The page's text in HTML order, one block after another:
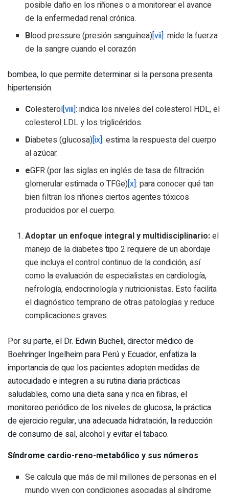
posible daño en los riñones o a monitorear el avance
de la enfermedad renal crónica.
Blood pressure (presión sanguínea)[vii]: mide la fuerza
de la sangre cuando el corazón
bombea, lo que permite determinar si la persona presenta
hipertensión.
Colesterol[viii]: indica los niveles del colesterol HDL, el
colesterol LDL y los triglicéridos.
Diabetes (glucosa)[ix]: estima la respuesta del cuerpo
al azúcar.
eGFR (por las siglas en inglés de tasa de filtración
glomerular estimada o TFGe)[x]: para conocer qué tan
bien filtran los riñones ciertos agentes tóxicos
producidos por el cuerpo.
Adoptar un enfoque integral y multidisciplinario:el
manejo de la diabetes tipo 2 requiere de un abordaje
que incluya el control continuo de la condición, así
como la evaluación de especialistas en cardiología,
nefrología, endocrinología y nutricionistas. Esto facilita
el diagnóstico temprano de otras patologías y reduce
complicaciones graves.
Por su parte, el Dr. Edwin Bucheli, director médico de
Boehringer Ingelheim para Perú y Ecuador, enfatiza la
importancia de que los pacientes adopten medidas de
autocuidado e integren a su rutina diaria prácticas
saludables, como una dieta sana y rica en fibras, el
monitoreo periódico de los niveles de glucosa, la práctica
de ejercicio regular, una adecuada hidratación, la reducción
de consumo de sal, alcohol y evitar el tabaco.
Síndrome cardio-reno-metabólico y sus números
Se calcula que más de mil millones de personas en el
mundo viven con condiciones asociadas al síndrome